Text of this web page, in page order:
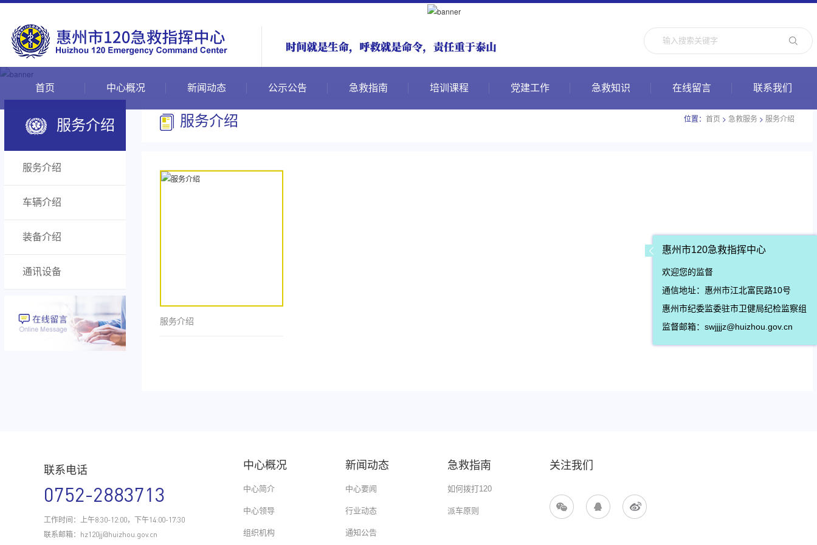
惠州市120急救指挥中心
欢迎您的监督
通信地址：惠州市江北富民路10号
惠州市纪委监委驻市卫健局纪检监察组
监督邮箱：swjjjjz@huizhou.gov.cn
首页 中心概况 新闻动态 公示公告 急救指南 培训课程 党建工作 急救知识 在线留言 联系我们
服务介绍
服务介绍
车辆介绍
装备介绍
通讯设备
服务介绍 位置： 首页 > 急救服务 > 服务介绍
服务介绍
联系电话
0752-2883713
工作时间：上午8:30-12:00，下午14:00-17:30
联系邮箱：hz120jj@huizhou.gov.cn
中心概况
中心简介
中心领导
组织机构
新闻动态
中心要闻
行业动态
通知公告
急救指南
如何拨打120
派车原则
关注我们